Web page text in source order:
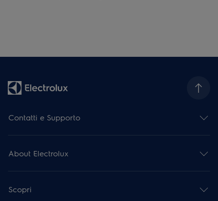
Contatti e Supporto
About Electrolux
Scopri